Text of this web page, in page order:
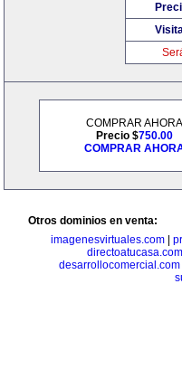
COMPRAR AHORA
Precio $750.00
COMPRAR
Otros dominios en venta:
imagenesvirtuales.com|
directoatucasa.com
desarrollocomercial.com